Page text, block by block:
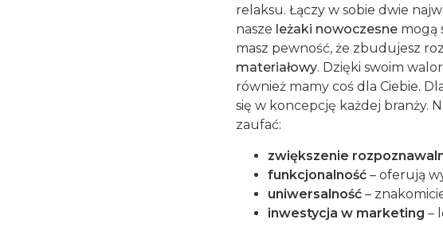
relaksu. Łączy w sobie dwie
nasze leżaki nowoczesnemogą
masz pewność, że zbudujesz
materiałowy. Dzięki swoim
również mamy coś dla Ciebie.
się w koncepcję każdej branży.
zaufać:
zwiększenie
funkcjonalność– oferują
uniwersalność–
inwestycja w marketing –